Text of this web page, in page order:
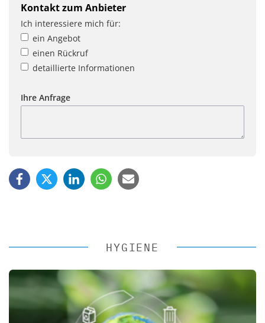
Kontakt zum Anbieter
Ich interessiere mich für:
ein Angebot
einen Rückruf
detaillierte Informationen
Ihre Anfrage
HYGIENE